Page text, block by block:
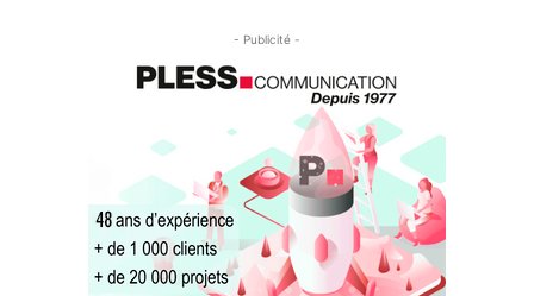
- Publicité -